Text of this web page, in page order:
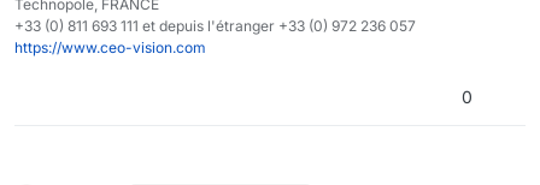
Technopole, FRANCE
+33 (0) 811 693 111 et depuis l'étranger +33 (0) 972 236 057
https://www.ceo-vision.com
0